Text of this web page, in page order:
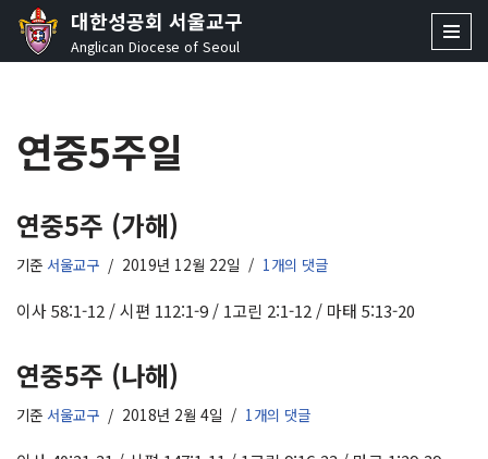
콘
로
건
뛰
기
대한성공회 서울교구
Anglican Diocese of Seoul
연중5주일
연중5주 (가해)
기준 서울교구 2019년 12월 22일 1개의 댓글
이사 58:1-12 / 시편 112:1-9 / 1고린 2:1-12 / 마태 5:13-20
연중5주 (나해)
기준 서울교구 2018년 2월 4일 1개의 댓글